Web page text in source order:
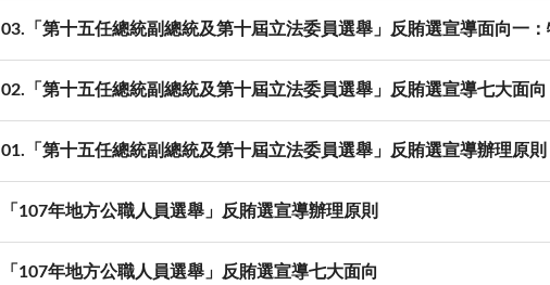
03.「第十五任總統副總統及第十屆立法委員選舉」反賄選宣導面向一
02.「第十五任總統副總統及第十屆立法委員選舉」反賄選宣導七大面向
01.「第十五任總統副總統及第十屆立法委員選舉」反賄選宣導辦理原則
「107年地方公職人員選舉」反賄選宣導辦理原則
「107年地方公職人員選舉」反賄選宣導七大面向